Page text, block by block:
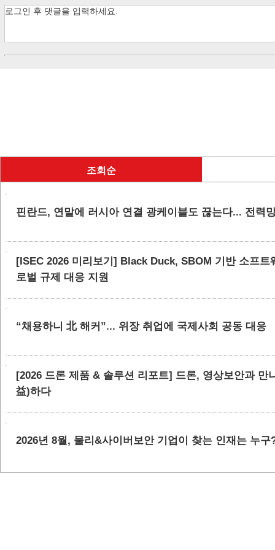
조회순
핀란드, 연말에 러시아 연결 광케이블도 끊는다... 전력
[ISEC 2026 미리보기] Black Duck, SBOM 기반 소프트
로벌 규제 대응 지원
“채용하니 北 해커”... 위장 취업에 국제사회 공동 대응
[2026 드론 제품 & 솔루션 리포트] 드론, 영상보안과 만
益)하다
2026년 8월, 물리&사이버보안 기업이 찾는 인재는 누구